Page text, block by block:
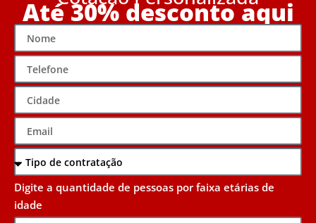
Até 30% desconto aqui
Digite a quantidade de pessoas por faixa etárias de
idade